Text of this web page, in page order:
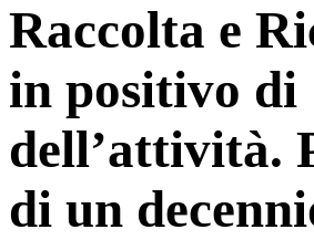
Raccolta e
in positivo
dell’attività.
di un